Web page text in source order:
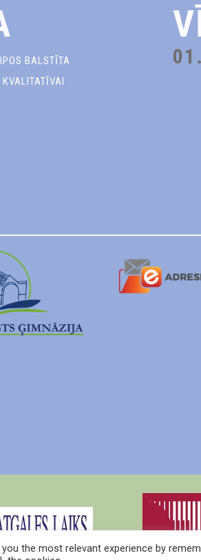
BALSTĪTA
01.
the most relevant experience by